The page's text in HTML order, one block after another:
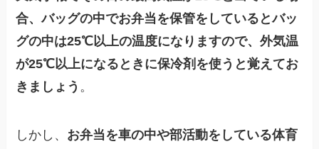
合、バッグの中でお弁当を保管をしているとバッ
グの中は25℃以上の温度になりますので、外気温
が25℃以上になるときに保冷剤を使うと覚えてお
きましょう 。
しかし、 お弁当を車の中や部活動をしている体育